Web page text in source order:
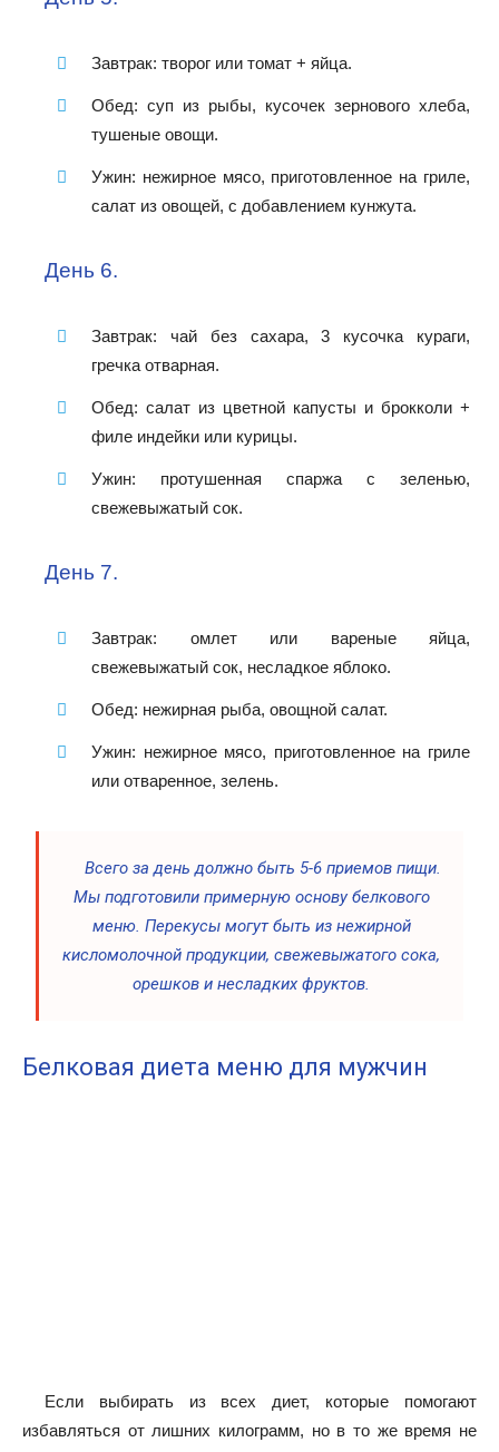
Завтрак: творог или томат + яйца.
Обед: суп из рыбы, кусочек зернового хлеба,
тушеные овощи.
Ужин: нежирное мясо, приготовленное на гриле,
салат из овощей, с добавлением кунжута.
День 6.
Завтрак: чай без сахара, 3 кусочка кураги,
гречка отварная.
Обед: салат из цветной капусты и брокколи +
филе индейки или курицы.
Ужин: протушенная спаржа с зеленью,
свежевыжатый сок.
День 7.
Завтрак: омлет или вареные яйца,
свежевыжатый сок, несладкое яблоко.
Обед: нежирная рыба, овощной салат.
Ужин: нежирное мясо, приготовленное на гриле
или отваренное, зелень.
Всего за день должно быть 5-6 приемов пищи.
Мы подготовили примерную основу белкового
меню. Перекусы могут быть из нежирной
кисломолочной продукции, свежевыжатого сока,
орешков и несладких фруктов.
Белковая диета меню для мужчин
Если выбирать из всех диет, которые помогают
избавляться от лишних килограмм, но в то же время не